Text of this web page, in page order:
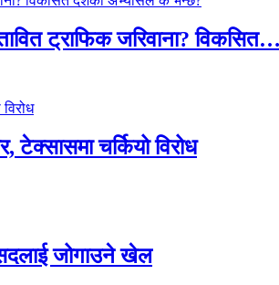
ट्राफिक जरिवाना? विकसित…
टेक्सासमा चर्कियो विरोध
जोगाउने खेल